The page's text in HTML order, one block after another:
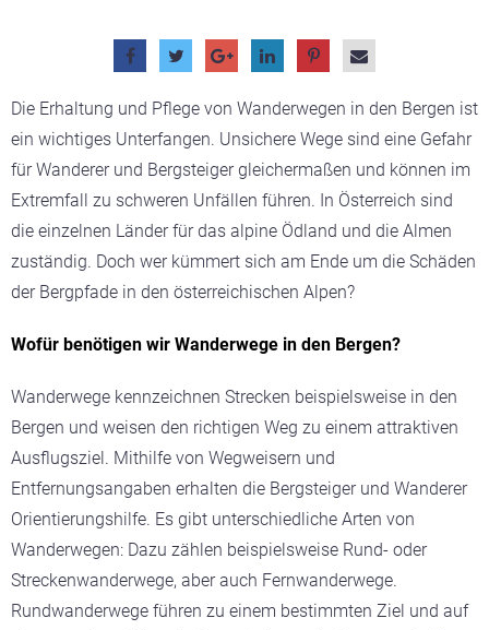
Die Erhaltung und Pflege von Wanderwegen in den Bergen ist
ein wichtiges Unterfangen. Unsichere Wege sind eine Gefahr
für Wanderer und Bergsteiger gleichermaßen und können im
Extremfall zu schweren Unfällen führen. In Österreich sind
die einzelnen Länder für das alpine Ödland und die Almen
zuständig. Doch wer kümmert sich am Ende um die Schäden
der Bergpfade in den österreichischen Alpen?
Wofür benötigen wir Wanderwege in den Bergen?
Wanderwege kennzeichnen Strecken beispielsweise in den
Bergen und weisen den richtigen Weg zu einem attraktiven
Ausflugsziel. Mithilfe von Wegweisern und
Entfernungsangaben erhalten die Bergsteiger und Wanderer
Orientierungshilfe. Es gibt unterschiedliche Arten von
Wanderwegen: Dazu zählen beispielsweise Rund- oder
Streckenwanderwege, aber auch Fernwanderwege.
Rundwanderwege führen zu einem bestimmten Ziel und auf